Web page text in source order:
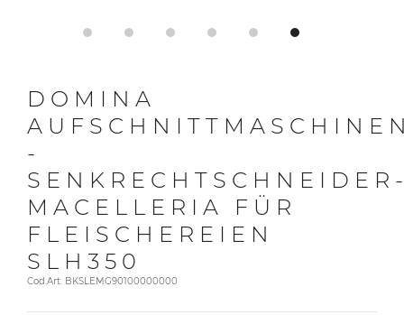
DOMINA
-
MACELLERIA FÜR
FLEISCHEREIEN
SLH350
Cod.Art. BKSLEMG90100000000